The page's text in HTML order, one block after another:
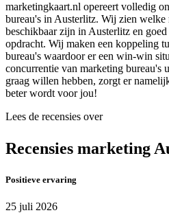
marketingkaart.nl opereert volledig
bureau's in Austerlitz. Wij zien welke
beschikbaar zijn in Austerlitz en
opdracht. Wij maken een koppeling
bureau's waardoor er een win-win
concurrentie van marketing bureau's
graag willen hebben, zorgt er
beter wordt voor jou!
Lees de recensies over
Recensies marketing
Positieve ervaring
25 juli 2026